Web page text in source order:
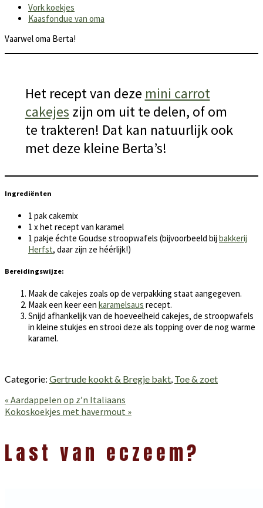
Vork koekjes
Kaasfondue van oma
Vaarwel oma Berta!
Het recept van deze mini carrot
cakejes zijn om uit te delen, of om
te trakteren! Dat kan natuurlijk ook
met deze kleine Berta’s!
Ingrediënten
1 pak cakemix
1 x het recept van karamel
1 pakje échte Goudse stroopwafels (bijvoorbeeld bij bakkerij
Herfst, daar zijn ze héérlijk!)
Bereidingswijze:
Maak de cakejes zoals op de verpakking staat aangegeven.
Maak een keer een karamelsaus recept.
Snijd afhankelijk van de hoeveelheid cakejes, de stroopwafels
in kleine stukjes en strooi deze als topping over de nog warme
karamel.
Categorie: Gertrude kookt & Bregje bakt, Toe & zoet
Vorig
bericht:
« Aardappelen op z’n Italiaans
Volgend
Kokoskoekjes met havermout »
Interacties
Last van eczeem?